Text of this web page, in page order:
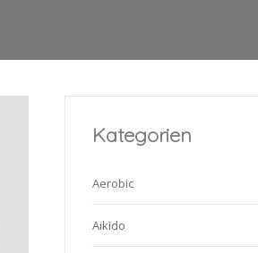
Kategorien
Aerobic
Aikido